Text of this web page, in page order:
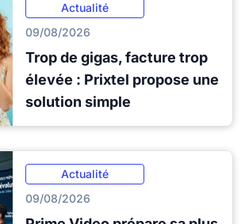
Actualité
09/08/2026
Trop de gigas, facture trop
élevée : Prixtel propose une
solution simple
Actualité
09/08/2026